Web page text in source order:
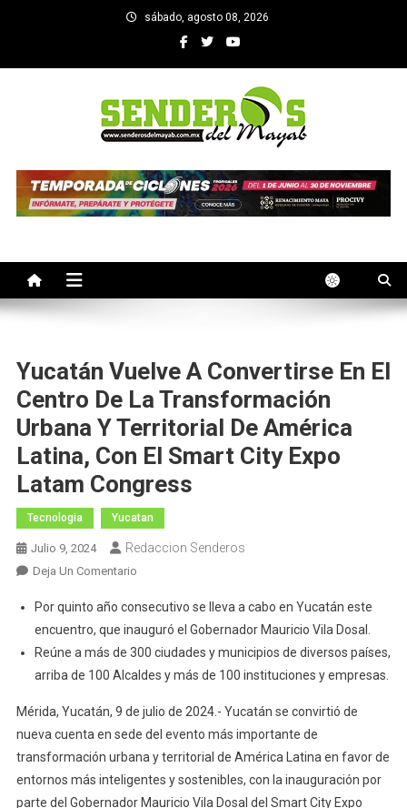
sábado, agosto 08, 2026
SENDEROS DEL MAYAB
Yucatán Vuelve A Convertirse En El
Centro De La Transformación
Urbana Y Territorial De América
Latina, Con El Smart City Expo
Latam Congress
Tecnologia Yucatan
Julio 9, 2024 Redaccion Senderos
Deja Un ComentarioEn
Vuelve
A
Convertirse
En
Centro
De
La
Transformación
Urbana
Por quinto año consecutivo se lleva a cabo en Yucatán este
encuentro, que inauguró el Gobernador Mauricio Vila Dosal.
Reúne a más de 300 ciudades y municipios de diversos países,
arriba de 100 Alcaldes y más de 100 instituciones y empresas.
Mérida, Yucatán, 9 de julio de 2024.- Yucatán se convirtió de
nueva cuenta en sede del evento más importante de
transformación urbana y territorial de América Latina en favor de
entornos más inteligentes y sostenibles, con la inauguración por
parte del Gobernador Mauricio Vila Dosal del Smart City Expo